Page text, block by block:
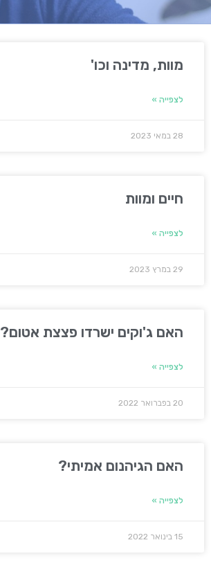
מוות, מדינה וכו'
לצפייה »
28 במאי 2023
חיים ומוות
לצפייה »
29 במרץ 2023
האם ג'וקים ישרדו פצצת אטום?
לצפייה »
20 בפברואר 2022
האם הגיהנום אמיתי?
לצפייה »
15 בינואר 2022